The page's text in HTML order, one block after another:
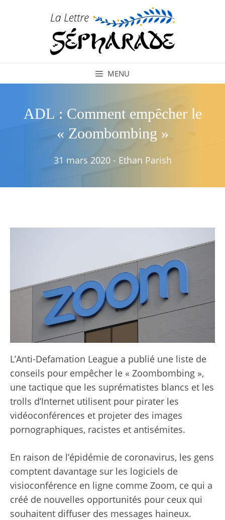
MENU
ADL : Comment empêcher le
« Zoombombing »
31 mars 2020 - Ethan Parish
L’Anti-Defamation League a publié une liste de
conseils pour empêcher le « Zoombombing »,
une tactique que les suprématistes blancs et les
trolls d’Internet utilisent pour pirater les
vidéoconférences et projeter des images
pornographiques, racistes et antisémites.
En raison de l’épidémie de coronavirus, les gens
comptent davantage sur les logiciels de
visioconférence en ligne comme Zoom, ce qui a
créé de nouvelles opportunités pour ceux qui
souhaitent diffuser des messages haineux.